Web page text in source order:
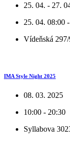
25. 04. - 27.
25. 04. 08:00
Vídeňská
IMA Style Night 2025
08. 03. 2025
10:00 - 20:30
Syllabova